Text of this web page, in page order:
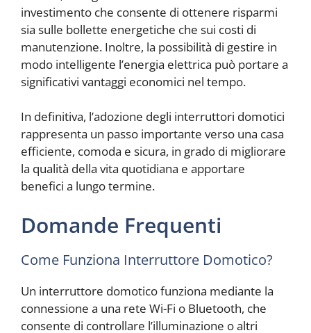
investimento che consente di ottenere risparmi
sia sulle bollette energetiche che sui costi di
manutenzione. Inoltre, la possibilità di gestire in
modo intelligente l’energia elettrica può portare a
significativi vantaggi economici nel tempo.
In definitiva, l’adozione degli interruttori domotici
rappresenta un passo importante verso una casa
efficiente, comoda e sicura, in grado di migliorare
la qualità della vita quotidiana e apportare
benefici a lungo termine.
Domande Frequenti
Come Funziona Interruttore Domotico?
Un interruttore domotico funziona mediante la
connessione a una rete Wi-Fi o Bluetooth, che
consente di controllare l’illuminazione o altri